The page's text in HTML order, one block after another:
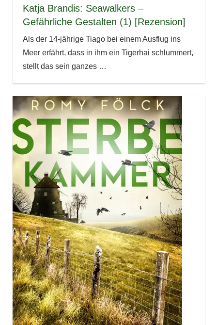
Katja Brandis: Seawalkers –
Gefährliche Gestalten (1) [Rezension]
Als der 14-jährige Tiago bei einem Ausflug ins
Meer erfährt, dass in ihm ein Tigerhai schlummert,
stellt das sein ganzes …